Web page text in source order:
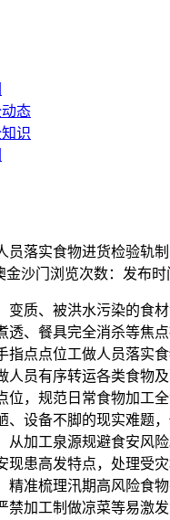
态
识
员落实食物进货检验轨制
金沙门 浏览次数： 发布时
质、被洪水污染的食材
透、餐具完全消杀等焦
指点点位工做人员落实
人员有序转运各类食物
位，规范日常食物加工
、设备不脚的现实难题，
从加工泉源规避食安风
现患高发特点，处理受
精准梳理汛期高风险食
禁加工制做凉菜等易激